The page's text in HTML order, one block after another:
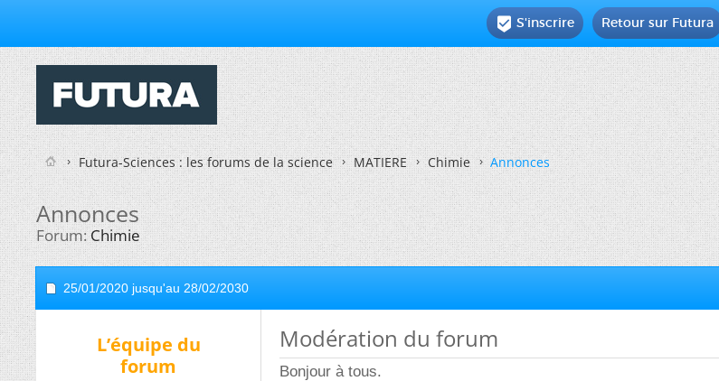
Retour sur Futura
 S'inscrire
Futura-Sciences : les forums de la science MATIERE Chimie Annonces
Annonces
Forum:Chimie
25/01/2020 jusqu'au 28/02/2030
L’équipe du
forum
Modération du forum
Bonjour à tous.